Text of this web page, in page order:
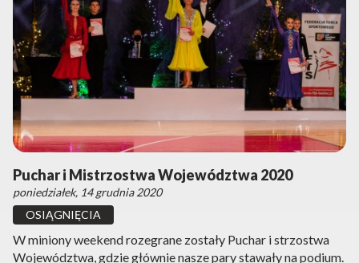
Puchar i Mistrzostwa Województwa 2020
poniedziałek, 14 grudnia 2020
OSIĄGNIĘCIA
W miniony weekend rozegrane zostały Puchar i strzostwa
Województwa, gdzie głównie nasze pary stawały na podium.